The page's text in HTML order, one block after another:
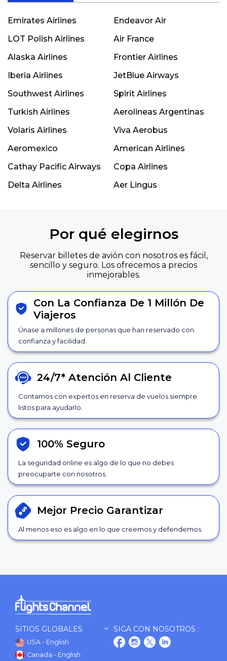
Emirates Airlines
Endeavor Air
LOT Polish Airlines
Air France
Alaska Airlines
Frontier Airlines
Iberia Airlines
JetBlue Airways
Southwest Airlines
Spirit Airlines
Turkish Airlines
Aerolineas Argentinas
Volaris Airlines
Viva Aerobus
Aeromexico
American Airlines
Cathay Pacific Airways
Copa Airlines
Delta Airlines
Aer Lingus
Por qué elegirnos
Reservar billetes de avión con nosotros es fácil,
sencillo y seguro. Los ofrecemos a precios
inmejorables.
Con La Confianza De 1 Millón De
Viajeros
Únase a millones de personas que han reservado con
confianza y facilidad.
24/7* Atención Al Cliente
Contamos con expertos en reserva de vuelos siempre
listos para ayudarlo.
100% Seguro
La seguridad online es algo de lo que no debes
preocuparte con nosotros.
Mejor Precio Garantizar
Al menos eso es algo en lo que creemos y defendemos.
SITIOS GLOBALES
USA - English
Canada - English
SIGA CON NOSOTROS :